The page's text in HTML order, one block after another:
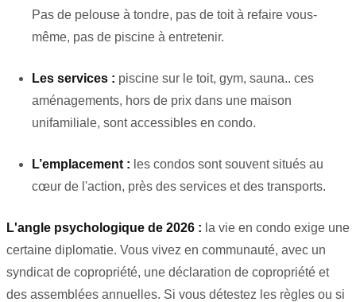
Pas de pelouse à tondre, pas de toit à refaire vous-
même, pas de piscine à entretenir.
Les services : piscine sur le toit, gym, sauna.. ces
aménagements, hors de prix dans une maison
unifamiliale, sont accessibles en condo.
L’emplacement : les condos sont souvent situés au
cœur de l'action, près des services et des transports.
L'angle psychologique de 2026 : la vie en condo exige une
certaine diplomatie. Vous vivez en communauté, avec un
syndicat de copropriété, une déclaration de copropriété et
des assemblées annuelles. Si vous détestez les règles ou si